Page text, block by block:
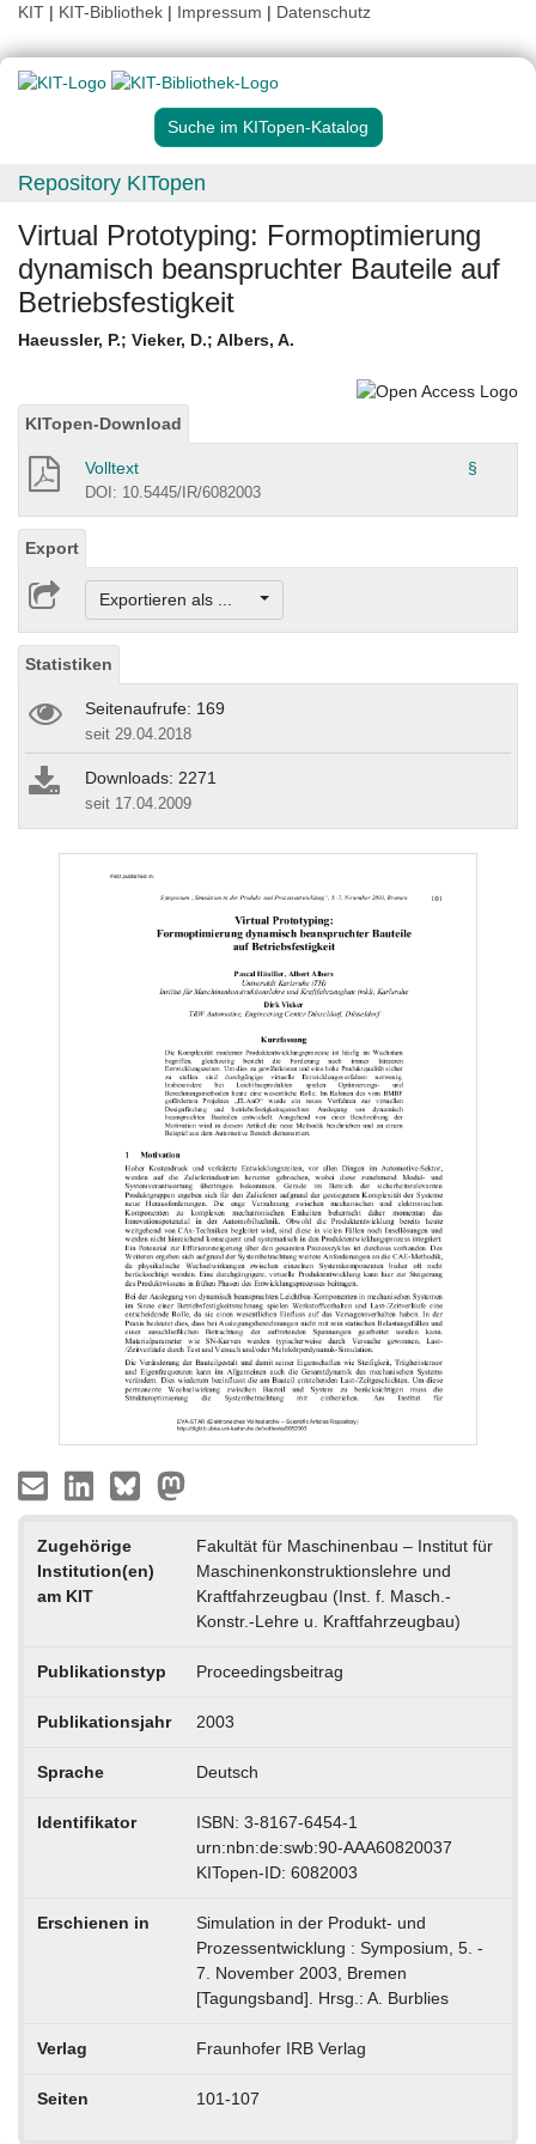
KIT | KIT-Bibliothek | Impressum | Datenschutz
Suche im KITopen-Katalog
Repository KITopen
Virtual Prototyping: Formoptimierung
dynamisch beanspruchter Bauteile auf
Betriebsfestigkeit
Haeussler, P.; Vieker, D.; Albers, A.
KITopen-Download
Volltext §
DOI: 10.5445/IR/6082003
Export
Exportieren als ...
Statistiken
Seitenaufrufe: 169
seit 29.04.2018
Downloads: 2271
seit 17.04.2009
Zugehörige
Institution(en)
am KIT
Fakultät für Maschinenbau – Institut für
Maschinenkonstruktionslehre und
Kraftfahrzeugbau (Inst. f. Masch.-
Konstr.-Lehre u. Kraftfahrzeugbau)
Publikationstyp Proceedingsbeitrag
Publikationsjahr 2003
Sprache Deutsch
Identifikator
ISBN: 3-8167-6454-1
urn:nbn:de:swb:90-AAA60820037
KITopen-ID: 6082003
Erschienen in
Simulation in der Produkt- und
Prozessentwicklung : Symposium, 5. -
7. November 2003, Bremen
[Tagungsband]. Hrsg.: A. Burblies
Verlag Fraunhofer IRB Verlag
Seiten 101-107